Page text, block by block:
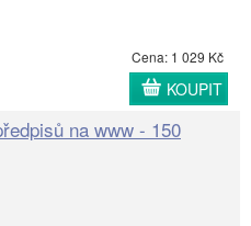
Cena: 1 029 Kč
KOUPIT
na www - 150